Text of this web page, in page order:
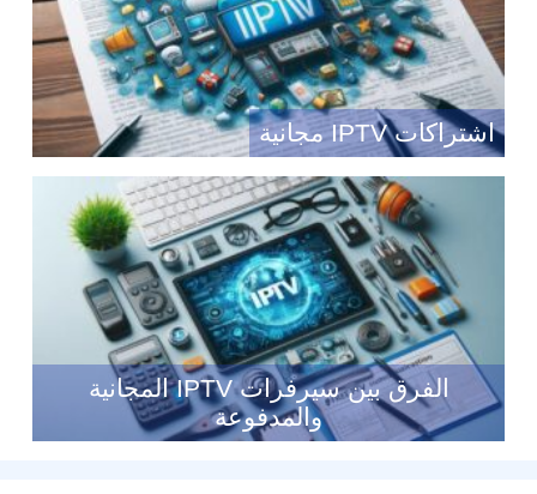
اشتراكات IPTV مجانية
الفرق بين سيرفرات IPTV المجانية
والمدفوعة